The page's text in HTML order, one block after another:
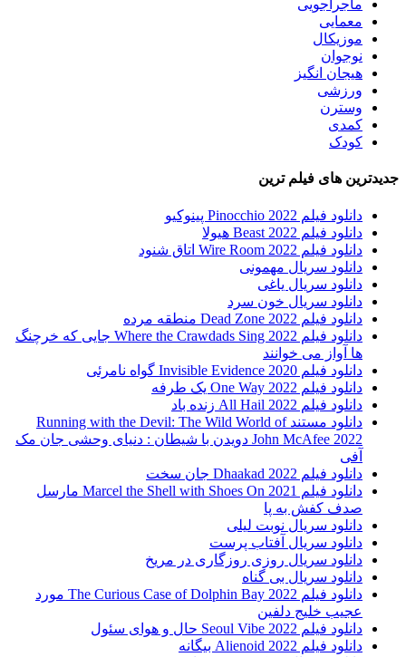
ماجراجویی
معمایی
موزیکال
نوجوان
هیجان انگیز
ورزشی
وسترن
کمدی
کودک
جدیدترین های فیلم ترین
دانلود فیلم Pinocchio 2022 پینوکیو
دانلود فیلم Beast 2022 هیولا
دانلود فیلم Wire Room 2022 اتاق شنود
دانلود سریال مهمونی
دانلود سریال یاغی
دانلود سریال خون سرد
دانلود فیلم 2022 Dead Zone منطقه مرده
دانلود فیلم Where the Crawdads Sing 2022 جایی که خرچنگ
ها آواز می خوانند
دانلود فیلم 2020 Invisible Evidence گواه نامرئی
دانلود فیلم One Way 2022 یک طرفه
دانلود فیلم All Hail 2022 زنده باد
دانلود مستند Running with the Devil: The Wild World of
John McAfee 2022 دویدن با شیطان : دنیای وحشی جان مک
آفی
دانلود فیلم Dhaakad 2022 جان سخت
دانلود فیلم Marcel the Shell with Shoes On 2021 مارسل
صدف کفش به پا
دانلود سریال نوبت لیلی
دانلود سریال آفتاب پرست
دانلود سریال روزی روزگاری در مریخ
دانلود سریال بی گناه
دانلود فیلم The Curious Case of Dolphin Bay 2022 مورد
عجیب خلیج دلفین
دانلود فیلم Seoul Vibe 2022 حال و هوای سئول
دانلود فیلم Alienoid 2022 بیگانه